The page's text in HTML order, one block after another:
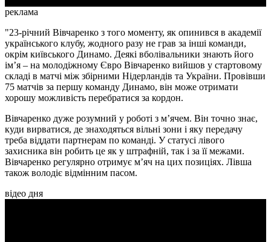
реклама
"23-річний Вівчаренко з того моменту, як опинився в академії
українського клубу, жодного разу не грав за інші команди,
окрім київського Динамо. Деякі вболівальники знають його
ім’я – на молодіжному Євро Вівчаренко вийшов у стартовому
складі в матчі між збірними Нідерландів та України. Провівши
75 матчів за першу команду Динамо, він може отримати
хорошу можливість перебратися за кордон.
Вівчаренко дуже розумний у роботі з м’ячем. Він точно знає,
куди вирватися, де знаходяться вільні зони і яку передачу
треба віддати партнерам по команді. У статусі лівого
захисника він робить це як у штрафній, так і за її межами.
Вівчаренко регулярно отримує м’яч на цих позиціях. Лівша
також володіє відмінним пасом.
відео дня